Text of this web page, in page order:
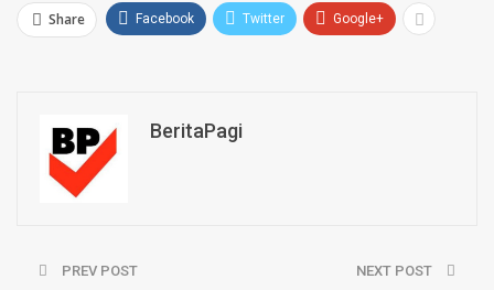
Share Facebook Twitter Google+
BeritaPagi
PREV POST NEXT POST